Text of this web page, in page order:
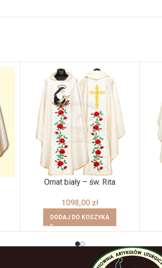
Ornat biały – św. Rita
1098,00 zł
DODAJ DO KOSZYKA